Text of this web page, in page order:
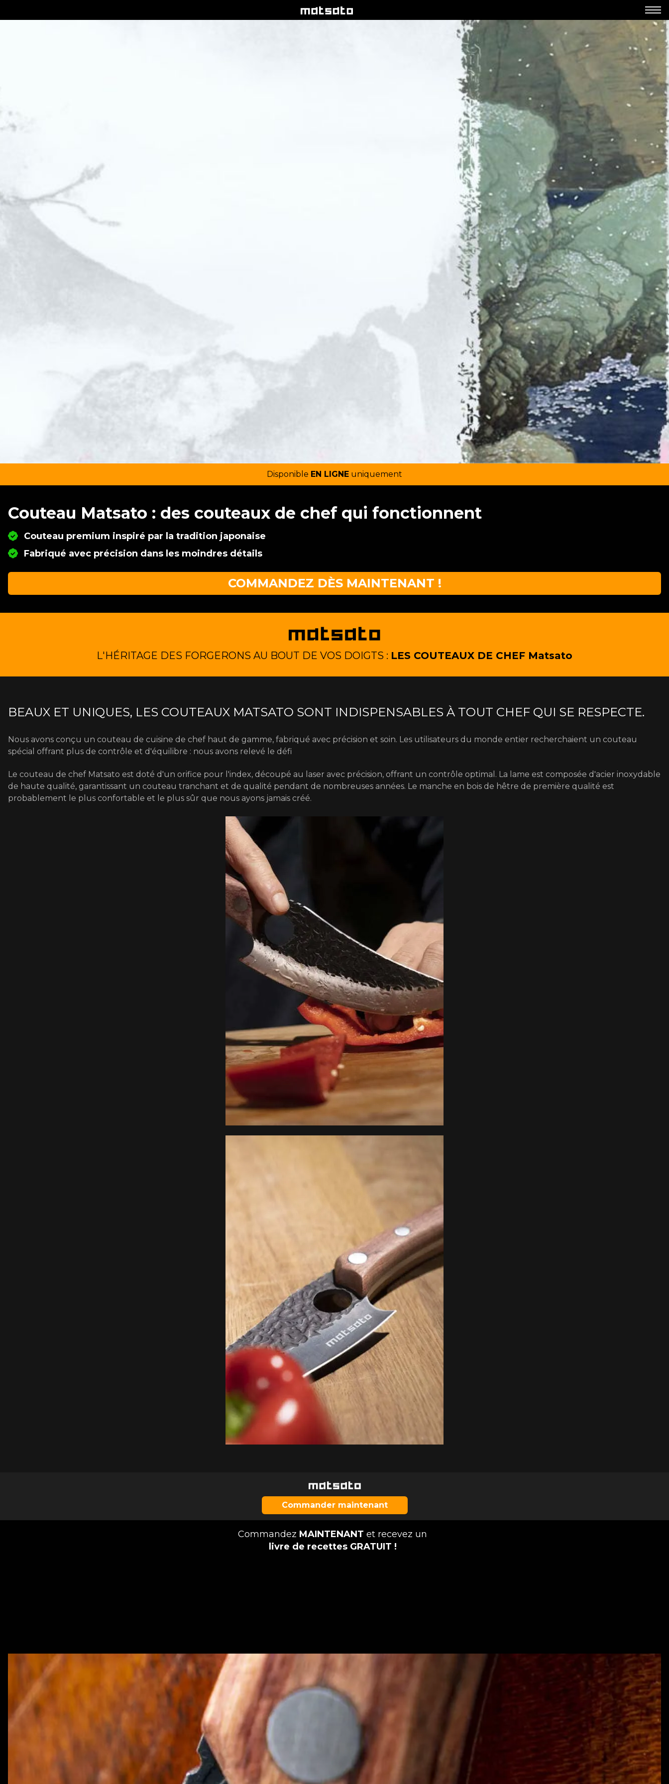
Disponible EN LIGNE uniquement
Couteau Matsato : des couteaux de chef qui fonctionnent
Couteau premium inspiré par la tradition japonaise
Fabriqué avec précision dans les moindres détails
COMMANDEZ DÈS MAINTENANT !
L'HÉRITAGE DES FORGERONS AU BOUT DE VOS DOIGTS : LES COUTEAUX DE CHEF Matsato
BEAUX ET UNIQUES, LES COUTEAUX MATSATO SONT INDISPENSABLES À TOUT CHEF QUI SE RESPECTE.
Nous avons conçu un couteau de cuisine de chef haut de gamme, fabriqué avec précision et soin. Les utilisateurs du monde entier recherchaient un couteau
spécial offrant plus de contrôle et d'équilibre : nous avons relevé le défi
Le couteau de chef Matsato est doté d'un orifice pour l'index, découpé au laser avec précision, offrant un contrôle optimal. La lame est composée d'acier inoxydable
de haute qualité, garantissant un couteau tranchant et de qualité pendant de nombreuses années. Le manche en bois de hêtre de première qualité est
probablement le plus confortable et le plus sûr que nous ayons jamais créé.
Commander maintenant
Commandez MAINTENANT et recevez un
livre de recettes GRATUIT !